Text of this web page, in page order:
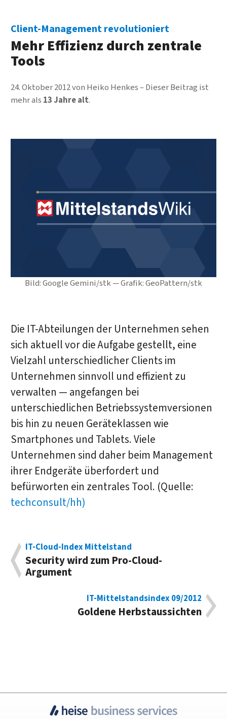
Bild: Google Gemini/stk — Grafik: GeoPattern/stk
Client-Management revolutioniert
Mehr Effizienz durch zentrale
Tools
24. Oktober 2012von Heiko Henkes
Dieser Beitrag ist
mehr als 13 Jahre alt.
Die IT-Abteilungen der Unternehmen sehen
sich aktuell vor die Aufgabe gestellt, eine
Vielzahl unterschiedlicher Clients im
Unternehmen sinnvoll und effizient zu
verwalten — angefangen bei
unterschiedlichen Betriebssystemversionen
bis hin zu neuen Geräteklassen wie
Smartphones und Tablets. Viele
Unternehmen sind daher beim Management
ihrer Endgeräte überfordert und
befürworten ein zentrales Tool. (Quelle:
techconsult/hh)
IT-Cloud-Index Mittelstand
Security wird zum Pro-Cloud-
Argument
IT-Mittelstandsindex 09/2012
Goldene Herbstaussichten